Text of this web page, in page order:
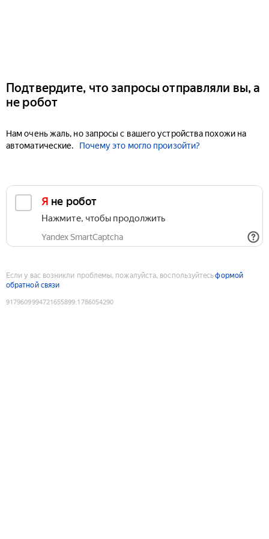
Подтвердите, что запросы отправляли вы, а
не робот
Нам очень жаль, но запросы с вашего устройства похожи на
автоматические.
Почему это могло произойти?
Я не робот
Нажмите, чтобы продолжить
Yandex SmartCaptcha
Если у вас возникли проблемы, пожалуйста, воспользуйтесьформой
обратной связи
9179609994721655899:1786054290